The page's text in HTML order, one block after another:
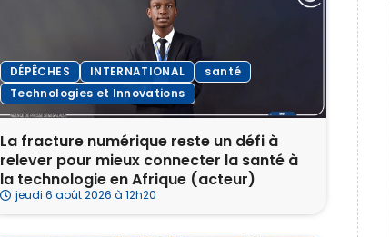
DÉPÊCHES INTERNATIONAL
santé
Technologies et Innovations
La fracture numérique reste un défi à
relever pour mieux connecter la santé à
la technologie en Afrique (acteur)
jeudi 6 août 2026 à 12h20